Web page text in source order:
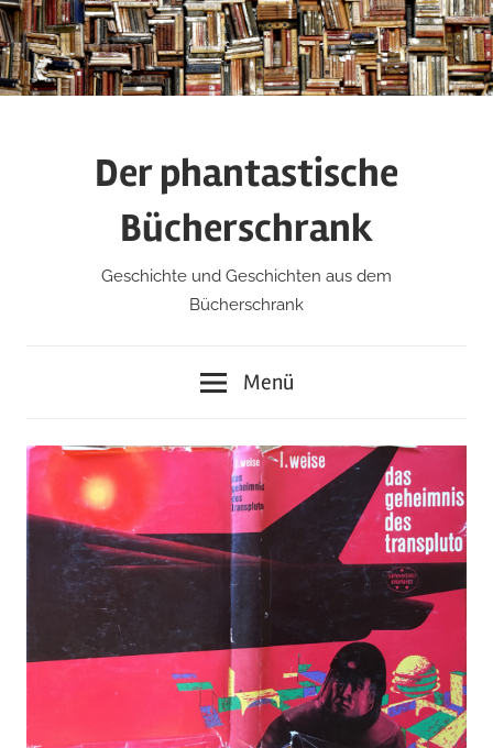
Zum
Inhalt
springen
Der phantastische
Bücherschrank
Geschichte und Geschichten aus dem
Bücherschrank
Menü